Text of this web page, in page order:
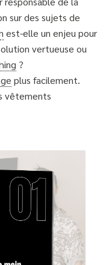
sur des sujets de
est-elle un enjeu pour
vertueuse ou
?
plus facilement.
vêtements